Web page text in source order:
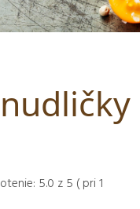
5.0 z 5 ( pri1